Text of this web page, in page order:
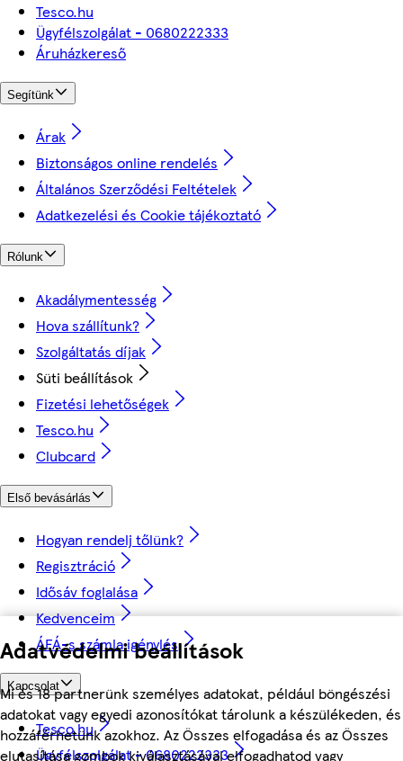
Adatvédelmi beállítások
Mi és 18 partnerünk személyes adatokat, például böngészési
adatokat vagy egyedi azonosítókat tárolunk a készülékeden, és
hozzáférhetünk azokhoz. Az Összes elfogadása és az Összes
elutasítása gombok kiválasztásával elfogadhatod vagy
Tesco.hu
Ügyfélszolgálat - 0680222333
Áruházkereső
Segítünk
Árak
Biztonságos online rendelés
Általános Szerződési Feltételek
Adatkezelési és Cookie tájékoztató
Rólunk
Akadálymentesség
Hova szállítunk?
Szolgáltatás díjak
Süti beállítások
Fizetési lehetőségek
Tesco.hu
Clubcard
Első bevásárlás
Hogyan rendelj tőlünk?
Regisztráció
Idősáv foglalása
Kedvenceim
ÁFÁ-s számla igénylés
Kapcsolat
Tesco.hu
Ügyfélszolgálat - 0680222333